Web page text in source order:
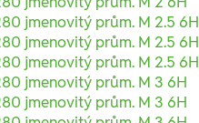
jmenovitý prům. M 2.5 6H
jmenovitý prům. M 2.5 6H
jmenovitý prům. M 2.5 6H
jmenovitý prům. M 3 6H
jmenovitý prům. M 3 6H